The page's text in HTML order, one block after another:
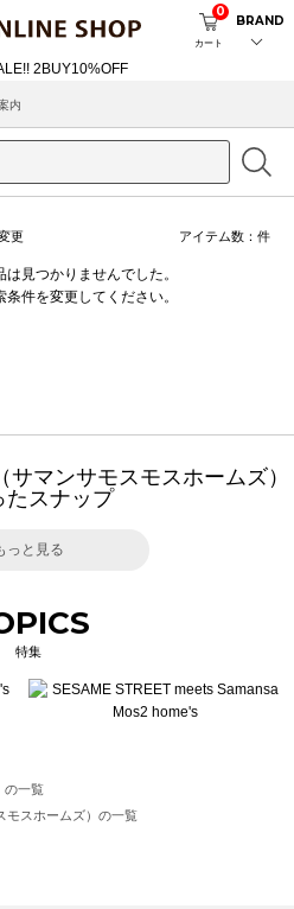
カート
0
BRAND
内
更 アイテム数： 件
見つかりませんでした。
件を変更してください。
マンサモスモスホームズ）
たスナップ
っと見る
特集
の一覧
モスホームズ）の一覧
イサマンサモスモス）の一覧